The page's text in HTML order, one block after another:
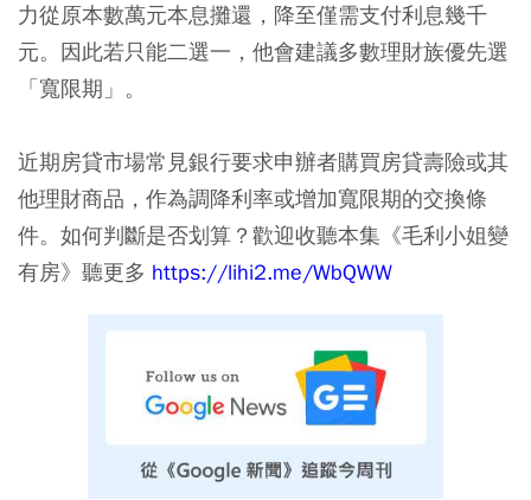
力從原本數萬元本息攤還，降至僅需支付利息幾千
元。因此若只能二選一，他會建議多數理財族優先選
「寬限期」。
近期房貸市場常見銀行要求申辦者購買房貸壽險或其
他理財商品，作為調降利率或增加寬限期的交換條
件。如何判斷是否划算？歡迎收聽本集《毛利小姐變
有房》聽更多 https://lihi2.me/WbQWW